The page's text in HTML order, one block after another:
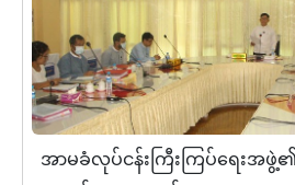
အာမခံလုပ်ငန်းကြီးကြပ်ရေးအဖွဲ့၏